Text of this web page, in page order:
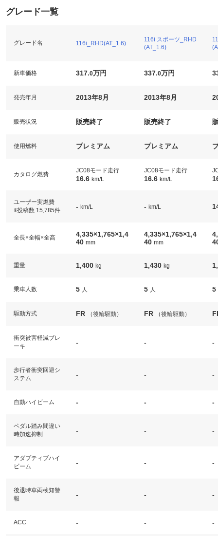
グレード一覧
グレード名 116i_RHD(AT_1.6)
116i スポーツ_RHD
(AT_1.6)
新車価格 317.0万円 337.0万円
発売年月 2013年8月 2013年8月
販売状況 販売終了 販売終了
使用燃料 プレミアム プレミアム
カタログ燃費
JC08モード走行
16.6 km/L
JC08モード走行
16.6 km/L
ユーザー実燃費
※投稿数 15,785件
- km/L - km/L
全長×全幅×全高
4,335×1,765×1,4
40 mm
4,335×1,765×1,4
40 mm
重量 1,400 kg 1,430 kg
乗車人数 5 人 5 人 5
駆動方式 FR （後輪駆動） FR （後輪駆動）
衝突被害軽減ブレ
ーキ
- - -
歩行者衝突回避シ
ステム
- - -
自動ハイビーム - - -
ペダル踏み間違い
時加速抑制
- - -
アダプティブハイ
ビーム
- - -
後退時車両検知警
報
- - -
ACC - - -